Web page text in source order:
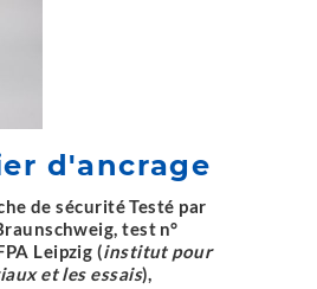
d'ancrage
de sécurité Testé par
test n°
Leipzig (institut pour
et les essais),